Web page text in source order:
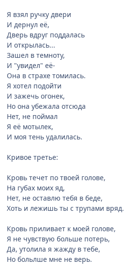
Я взял ручку двери
И дернул её,
Дверь вдруг поддалась
И открылась...
Зашел в темноту,
И "увидел" её-
Она в страхе томилась.
Я хотел подойти
И зажечь огонек,
Но она убежала отсюда
Нет, не поймал
Я её мотылек,
И моя тень удалилась.
Кривое третье:
Кровь течет по твоей голове,
На губах моих яд,
Нет, не оставлю тебя в беде,
Хоть и лежишь ты с трупами вряд.
Кровь приливает к моей голове,
Я не чувствую больше потерь,
Да, утолила я жажду в тебе,
Но больлше мне не верь.